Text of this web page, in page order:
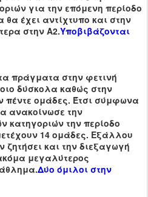
για την επόμενη περίοδο
θα έχει αντίχτυπο και στην
στην Α2.Υποβιβάζονται
πράγματα στην φετινή
δύσκολα καθώς στην
πέντε ομάδες. Έτσι σύμφωνα
ανακοίνωσε την
κατηγοριών την περίοδο
14 ομάδες. Εξάλλου
και την διεξαγωγή
μεγαλύτερος
Δύο όμιλοι στην